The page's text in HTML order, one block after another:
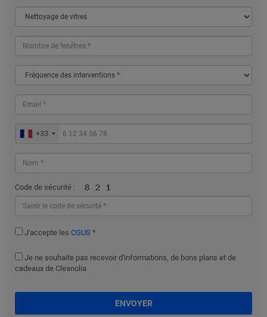
+33
Code de sécurité :
J'accepte les CGUS *
Je ne souhaite pas recevoir d'informations, de bons plans et de
cadeaux de Cleanolia
ENVOYER